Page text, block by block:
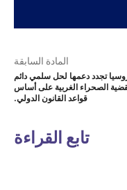
المادة السابقة
تجدد دعمها لحل سلمي دائم
الصحراء الغربية على أساس
قواعد القانون الدولي.
تابع القراءة